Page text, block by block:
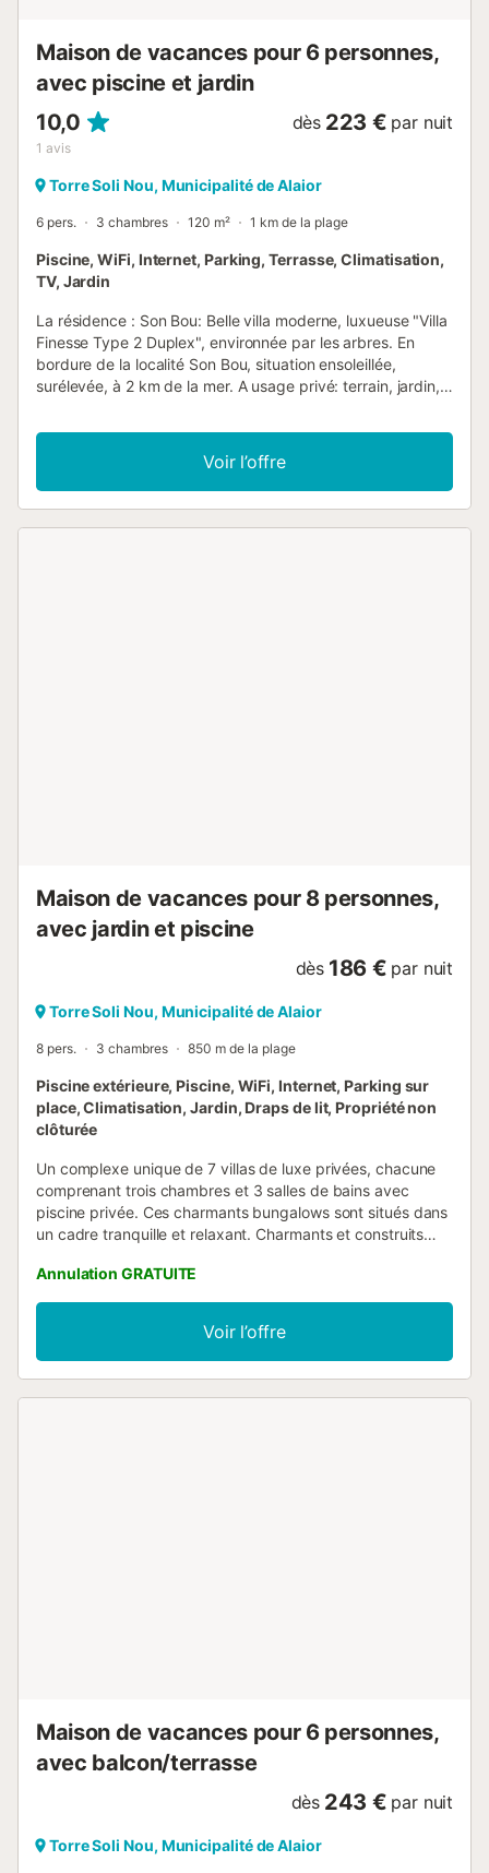
Maison de vacances pour 6 personnes,
avec piscine et jardin
10,0
1 avis
dès 223 € par nuit
Torre Soli Nou, Municipalité de Alaior
6 pers. 3 chambres 120 m² 1 km de la plage
Piscine, WiFi, Internet, Parking, Terrasse, Climatisation,
TV, Jardin
La résidence : Son Bou: Belle villa moderne, luxueuse "Villa
Finesse Type 2 Duplex", environnée par les arbres. En
bordure de la localité Son Bou, situation ensoleillée,
surélevée, à 2 km de la mer. A usage privé: terrain, jardin,
24.Oct.). Infrastructures de la Maison: Connexion WIFI, air-
conditionné, lave-linge. Place de parking près de la maison
sur le terrain. Magasins 2 km, magasin d'alimentation 2 km,
supermarché 1 km, restaurant 2 km, arrêt de bus "Son
Voir l’offre
Maison de vacances pour 8 personnes,
avec jardin et piscine
dès 186 € par nuit
Torre Soli Nou, Municipalité de Alaior
8 pers. 3 chambres 850 m de la plage
Piscine extérieure, Piscine, WiFi, Internet, Parking sur
place, Climatisation, Jardin, Draps de lit, Propriété non
clôturée
Un complexe unique de 7 villas de luxe privées, chacune
comprenant trois chambres et 3 salles de bains avec
piscine privée. Ces charmants bungalows sont situés dans
un cadre tranquille et relaxant. Charmants et construits
haut de Torre Soli Nou avec de jolies vues sur la
campagne minorquine. Toutes sont magnifiquement
meublées selon des normes élevées et peuvent accueillir
six personnes. Chaque villa dispose d'un salon spacieux
avec des meubles en merisier, un canapé confortable, des
Annulation GRATUITE
Voir l’offre
Maison de vacances pour 6 personnes,
avec balcon/terrasse
dès 243 € par nuit
Torre Soli Nou, Municipalité de Alaior